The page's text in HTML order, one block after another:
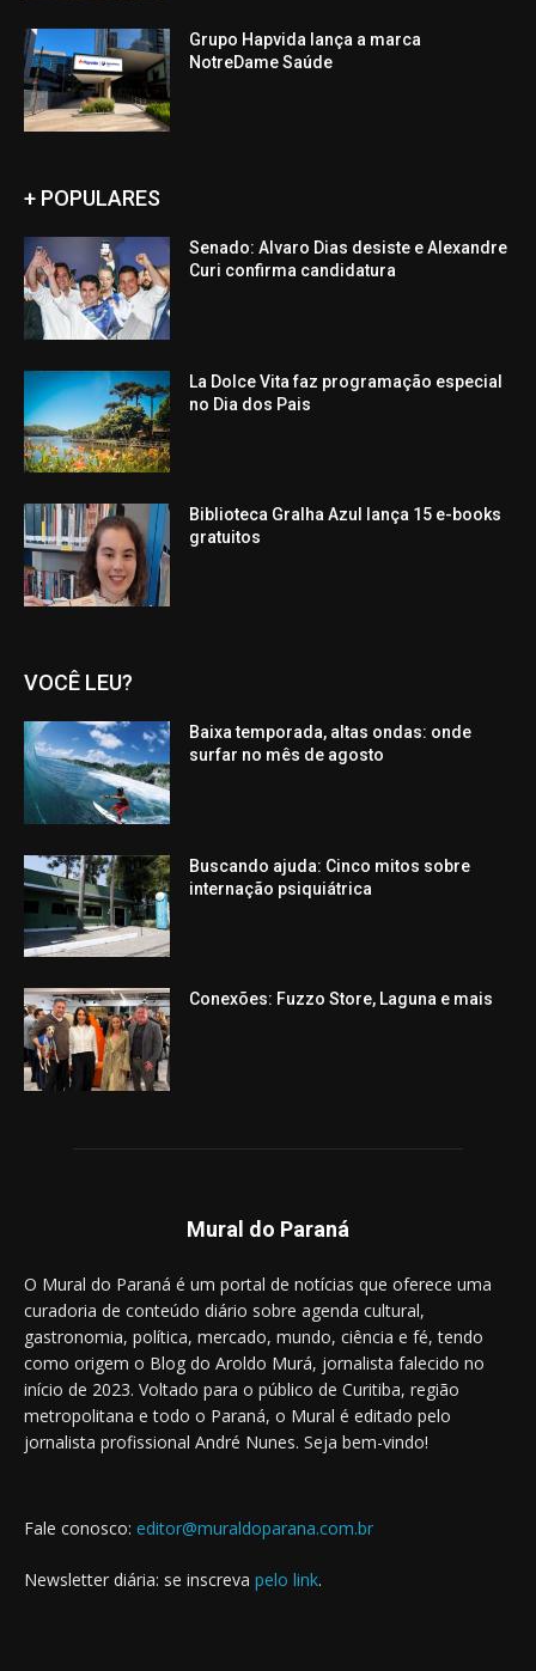
Grupo Hapvida lança a marca
NotreDame Saúde
+ POPULARES
Senado: Alvaro Dias desiste e Alexandre
Curi confirma candidatura
La Dolce Vita faz programação especial
no Dia dos Pais
Biblioteca Gralha Azul lança 15 e-books
gratuitos
VOCÊ LEU?
Baixa temporada, altas ondas: onde
surfar no mês de agosto
Buscando ajuda: Cinco mitos sobre
internação psiquiátrica
Conexões: Fuzzo Store, Laguna e mais
Mural do Paraná
O Mural do Paraná é um portal de notícias que oferece uma
curadoria de conteúdo diário sobre agenda cultural,
gastronomia, política, mercado, mundo, ciência e fé, tendo
como origem o Blog do Aroldo Murá, jornalista falecido no
início de 2023. Voltado para o público de Curitiba, região
metropolitana e todo o Paraná, o Mural é editado pelo
jornalista profissional André Nunes. Seja bem-vindo!
Fale conosco: editor@muraldoparana.com.br
Newsletter diária: se inscreva pelo link.